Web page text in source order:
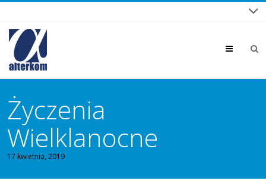
Menu
Życzenia
Wielklanocne
17 kwietnia, 2019